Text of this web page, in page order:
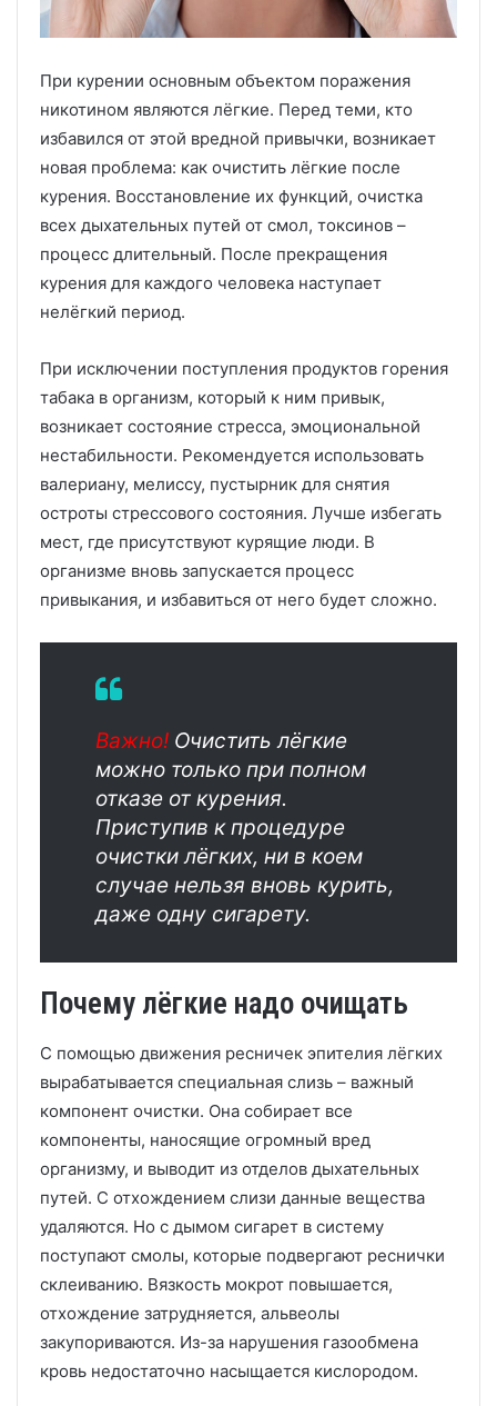
При курении основным объектом поражения
никотином являются лёгкие. Перед теми, кто
избавился от этой вредной привычки, возникает
новая проблема: как очистить лёгкие после
курения. Восстановление их функций, очистка
всех дыхательных путей от смол, токсинов –
процесс длительный. После прекращения
курения для каждого человека наступает
нелёгкий период.
При исключении поступления продуктов горения
табака в организм, который к ним привык,
возникает состояние стресса, эмоциональной
нестабильности. Рекомендуется использовать
валериану, мелиссу, пустырник для снятия
остроты стрессового состояния. Лучше избегать
мест, где присутствуют курящие люди. В
организме вновь запускается процесс
привыкания, и избавиться от него будет сложно.
Важно! Очистить лёгкие
можно только при полном
отказе от курения.
Приступив к процедуре
очистки лёгких, ни в коем
случае нельзя вновь курить,
даже одну сигарету.
Почему лёгкие надо очищать
С помощью движения ресничек эпителия лёгких
вырабатывается специальная слизь – важный
компонент очистки. Она собирает все
компоненты, наносящие огромный вред
организму, и выводит из отделов дыхательных
путей. С отхождением слизи данные вещества
удаляются. Но с дымом сигарет в систему
поступают смолы, которые подвергают реснички
склеиванию. Вязкость мокрот повышается,
отхождение затрудняется, альвеолы
закупориваются. Из-за нарушения газообмена
кровь недостаточно насыщается кислородом.